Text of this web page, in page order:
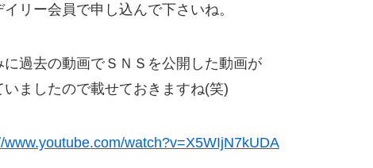
イリー会員で申し込んで下さいね。
に過去の動画でＳＮＳを公開した動画が
いましたので載せておきますね(笑)
www.youtube.com/watch?v=X5WIjN7kUDA